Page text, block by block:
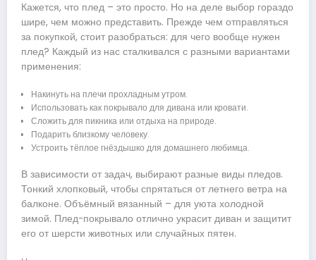
Кажется, что плед – это просто. Но на деле выбор гораздо
шире, чем можно представить. Прежде чем отправляться
за покупкой, стоит разобраться: для чего вообще нужен
плед? Каждый из нас сталкивался с разными вариантами
применения:
Накинуть на плечи прохладным утром.
Использовать как покрывало для дивана или кровати.
Сложить для пикника или отдыха на природе.
Подарить близкому человеку.
Устроить тёплое гнёздышко для домашнего любимца.
В зависимости от задач, выбирают разные виды пледов.
Тонкий хлопковый, чтобы спрятаться от летнего ветра на
балконе. Объёмный вязанный – для уюта холодной
зимой. Плед-покрывало отлично украсит диван и защитит
его от шерсти животных или случайных пятен.